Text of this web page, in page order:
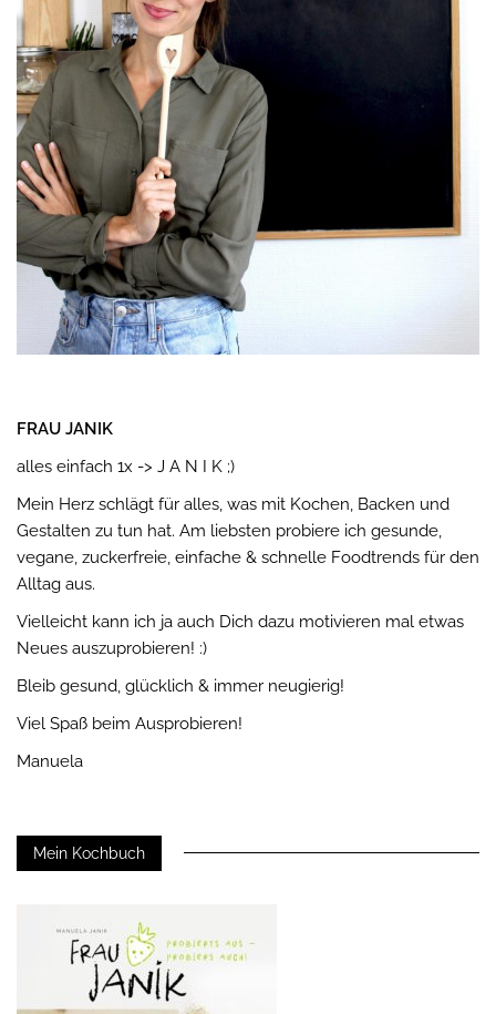
FRAU JANIK
alles einfach 1x -> J A N I K ;)
Mein Herz schlägt für alles, was mit Kochen, Backen und
Gestalten zu tun hat. Am liebsten probiere ich gesunde,
vegane, zuckerfreie, einfache & schnelle Foodtrends für den
Alltag aus.
Vielleicht kann ich ja auch Dich dazu motivieren mal etwas
Neues auszuprobieren! :)
Bleib gesund, glücklich & immer neugierig!
Viel Spaß beim Ausprobieren!
Manuela
Mein Kochbuch